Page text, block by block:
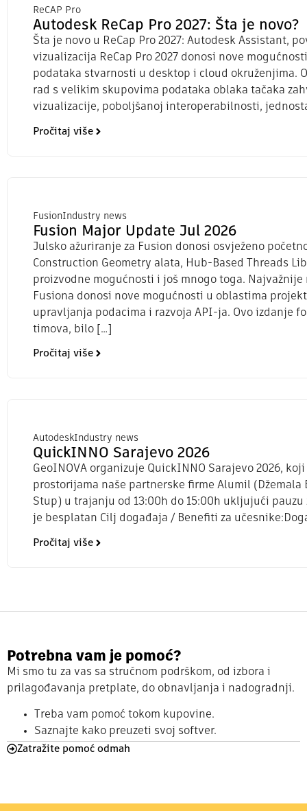
ReCAP Pro
Autodesk ReCap Pro 2027: Šta je novo?
Šta je novo u ReCap Pro 2027: Autodesk Assistant,
vizualizacija ReCap Pro 2027 donosi nove
podataka stvarnosti u desktop i cloud okruženjima.
rad s velikim skupovima podataka oblaka tačaka
vizualizacije, poboljšanoj interoperabilnosti,
Pročitaj više
FusionIndustry news
Fusion Major Update Jul 2026
Julsko ažuriranje za Fusion donosi osvježeno
Construction Geometry alata, Hub-Based Threads
proizvodne mogućnosti i još mnogo toga. Najvažnije
Fusiona donosi nove mogućnosti u oblastima
upravljanja podacima i razvoja API-ja. Ovo izdanje
timova, bilo […]
Pročitaj više
AutodeskIndustry news
QuickINNO Sarajevo 2026
GeoINOVA organizuje QuickINNO Sarajevo 2026,
prostorijama naše partnerske firme Alumil (Džemala
Stup) u trajanju od 13:00h do 15:00h ukljujući
je besplatan Cilj događaja / Benefiti za
Pročitaj više
Potrebna vam je pomoć?
Mi smo tu za vas sa stručnom podrškom, od izbora i
prilagođavanja pretplate, do obnavljanja i nadogradnji.
Treba vam pomoć tokom kupovine.
Saznajte kako preuzeti svoj softver.
Zatražite pomoć odmah